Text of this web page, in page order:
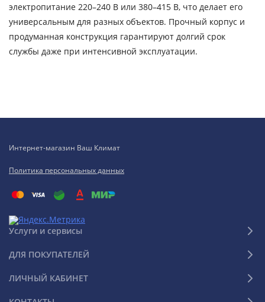
электропитание 220–240 В или 380–415 В, что делает его
универсальным для разных объектов. Прочный корпус и
продуманная конструкция гарантируют долгий срок
службы даже при интенсивной эксплуатации.
Интернет-магазин Ваш Климат
Политика персональных данных
Услуги и сервисы
ДЛЯ ПОКУПАТЕЛЕЙ
ЛИЧНЫЙ КАБИНЕТ